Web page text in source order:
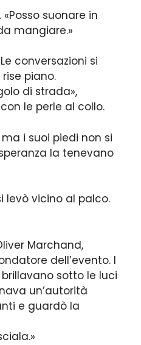
«Posso suonare in
mangiare.»
conversazioni si
piano.
di strada»,
le perle al collo.
i suoi piedi non si
la tenevano
levò vicino al palco.
Marchand,
dell’evento. I
sotto le luci
un’autorità
e guardò la